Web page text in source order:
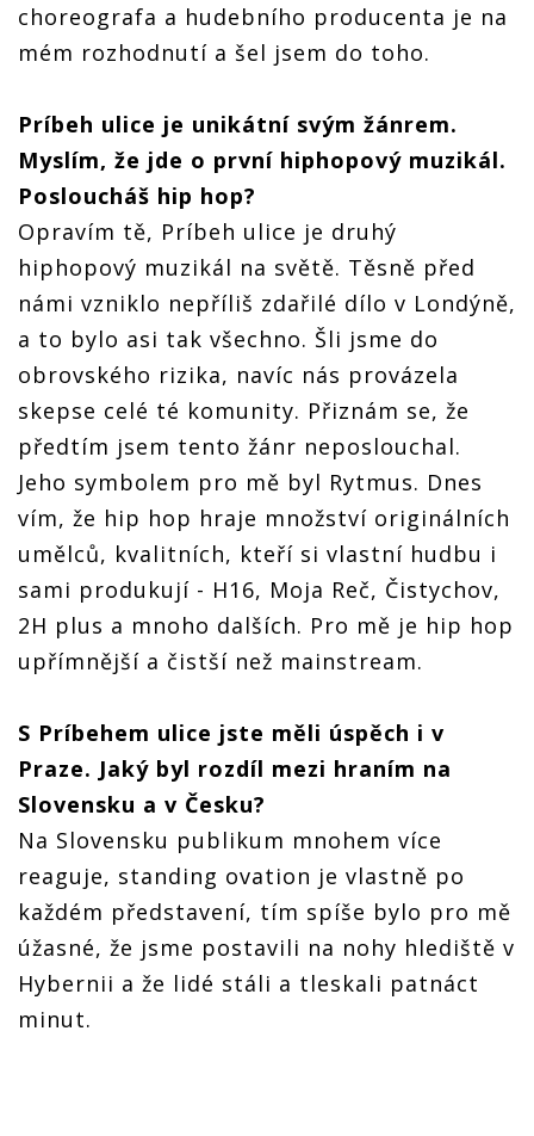
choreografa a hudebního producenta je na
mém rozhodnutí a šel jsem do toho.
Príbeh ulice je unikátní svým žánrem.
Myslím, že jde o první hiphopový muzikál.
Posloucháš hip hop?
Opravím tě, Príbeh ulice je druhý
hiphopový muzikál na světě. Těsně před
námi vzniklo nepříliš zdařilé dílo v Londýně,
a to bylo asi tak všechno. Šli jsme do
obrovského rizika, navíc nás provázela
skepse celé té komunity. Přiznám se, že
předtím jsem tento žánr neposlouchal.
Jeho symbolem pro mě byl Rytmus. Dnes
vím, že hip hop hraje množství originálních
umělců, kvalitních, kteří si vlastní hudbu i
sami produkují - H16, Moja Reč, Čistychov,
2H plus a mnoho dalších. Pro mě je hip hop
upřímnější a čistší než mainstream.
S Príbehem ulice jste měli úspěch i v
Praze. Jaký byl rozdíl mezi hraním na
Slovensku a v Česku?
Na Slovensku publikum mnohem více
reaguje, standing ovation je vlastně po
každém představení, tím spíše bylo pro mě
úžasné, že jsme postavili na nohy hlediště v
Hybernii a že lidé stáli a tleskali patnáct
minut.